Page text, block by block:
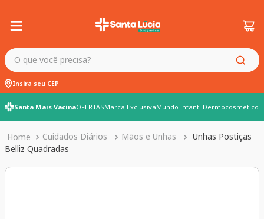
O que você precisa?
Insira seu CEP
Santa Mais VacinaOFERTASMarca ExclusivaMundo infantilDermocosméticos
Cuidados Diários Mãos e Unhas
Unhas Postiças
Belliz Quadradas